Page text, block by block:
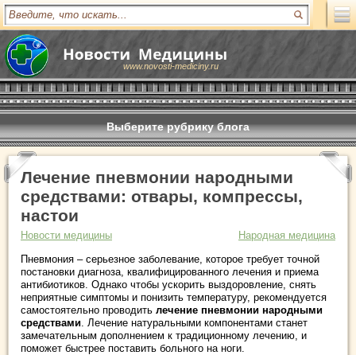
www.novosti-mediciny.ru
Выберите рубрику блога
Лечение пневмонии народными
средствами: отвары, компрессы,
настои
Новости медицины
Народная медицина
Пневмония – серьезное заболевание, которое требует точной
постановки диагноза, квалифицированного лечения и приема
антибиотиков. Однако чтобы ускорить выздоровление, снять
неприятные симптомы и понизить температуру, рекомендуется
самостоятельно проводить лечение пневмонии народными
средствами. Лечение натуральными компонентами станет
замечательным дополнением к традиционному лечению, и
поможет быстрее поставить больного на ноги.